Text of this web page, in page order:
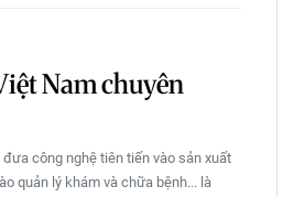
Nam chuyên
công nghệ tiên tiến vào sản xuất
quản lý khám và chữa bệnh... là